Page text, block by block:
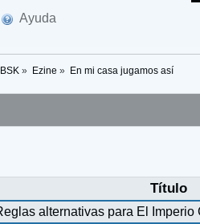
Ayuda
BSK » Ezine » En mi casa jugamos así
Título
alternativas para El Imperio